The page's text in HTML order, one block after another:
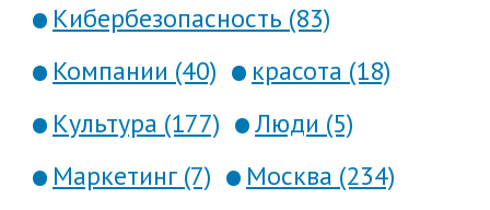
Кибербезопасность (83)
Компании (40)
красота (18)
Культура (177)
Люди (5)
Маркетинг (7)
Москва (234)